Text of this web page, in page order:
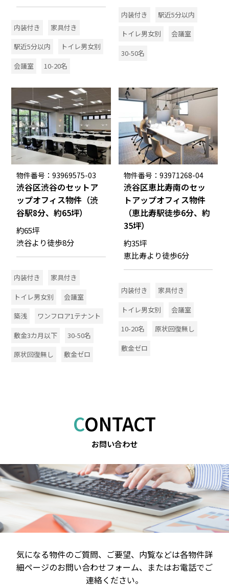
内装付き
家具付き
駅近5分以内
トイレ男女別
会議室
10-20名
内装付き
駅近5分以内
トイレ男女別
会議室
30-50名
物件番号：93969575-03
渋谷区渋谷のセットア
ップオフィス物件（渋
谷駅8分、約65坪）
約65坪
渋谷より徒歩8分
内装付き
家具付き
トイレ男女別
会議室
築浅
ワンフロア1テナント
敷金3カ月以下
30-50名
原状回復無し
敷金ゼロ
物件番号：93971268-04
渋谷区恵比寿南のセッ
トアップオフィス物件
（恵比寿駅徒歩6分、約
35坪）
約35坪
恵比寿より徒歩6分
内装付き
家具付き
トイレ男女別
会議室
10-20名
原状回復無し
敷金ゼロ
CONTACT
お問い合わせ
気になる物件のご質問、ご要望、内覧などは各物件詳
細ページのお問い合わせフォーム、またはお電話でご
連絡ください。